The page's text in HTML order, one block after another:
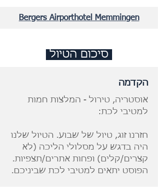
Bergers Airporthotel Memmingen
הקדמה
אוסטריה, טירול - המלצות חמות
למטיבי לכת:
חזרנו זוג, טיול של שבוע. הטיול שלנו
היה בדגש על מסלולי הליכה (לא
קצרים/קלים) ופחות אתרים/תצפיות.
הפוסט יתאים למטיבי לכת שביניכם.